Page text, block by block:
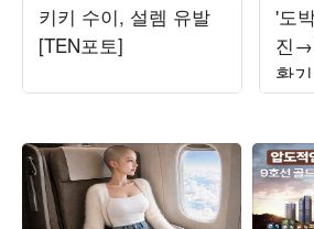
키키 수이, 설렘 유발
[TEN포토]
'도
진→
황
했